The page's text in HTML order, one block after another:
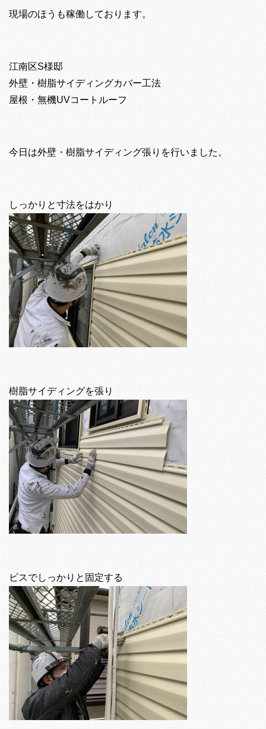
現場のほうも稼働しております。
江南区S様邸
外壁・樹脂サイディングカバー工法
屋根・無機UVコートルーフ
今日は外壁・樹脂サイディング張りを行いました。
しっかりと寸法をはかり
樹脂サイディングを張り
ビスでしっかりと固定する